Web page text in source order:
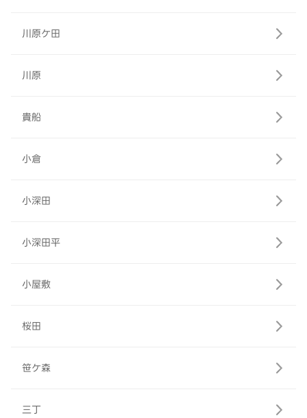
川原ケ田
川原
貴船
小倉
小深田
小深田平
小屋敷
桜田
笹ケ森
三丁